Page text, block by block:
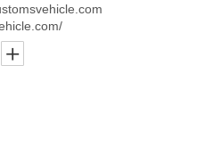
Unidad de control del motor Controlador ECU VOE14594697 14594697 14531360 VOE14531360 para Volvo OBD2 ECU EC140B EC210B EC240B EC290B EC700B